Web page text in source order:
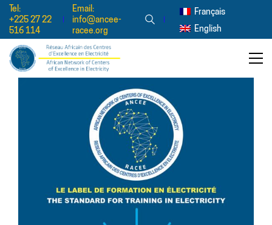
Tel:
+225 27 22
516 114
Email:
info@ancee-
racee.org
Français
English